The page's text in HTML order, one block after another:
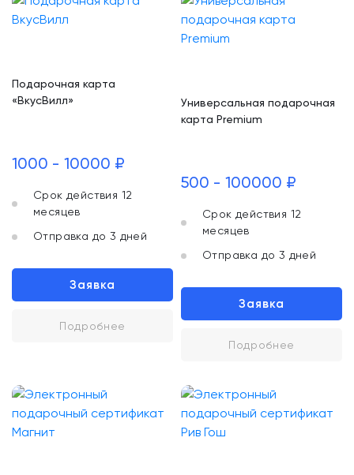
Подарочная карта
«ВкусВилл»
1000 - 10000 ₽
Срок действия 12
месяцев
Отправка до 3 дней
Заявка
Подробнее
Универсальная подарочная
карта Premium
500 - 100000 ₽
Срок действия 12
месяцев
Отправка до 3 дней
Заявка
Подробнее